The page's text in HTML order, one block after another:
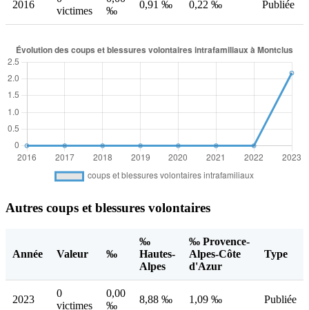
2016
victimes
‰
0,91 ‰ 0,22 ‰ Publiée
Autres coups et blessures volontaires
Année Valeur ‰
‰
Hautes-
Alpes
‰ Provence-
Alpes-Côte
d'Azur
Type
2023
0
victimes
0,00
‰
8,88 ‰ 1,09 ‰ Publiée